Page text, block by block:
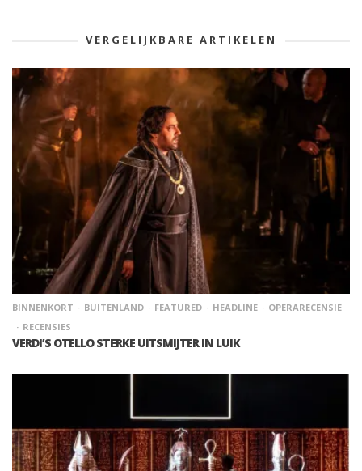
VERGELIJKBARE ARTIKELEN
BINNENKORT BUITENLAND FEATURED HEADLINE
OPERARECENSIE
RECENSIES
VERDI’S OTELLO STERKE UITSMIJTER IN LUIK